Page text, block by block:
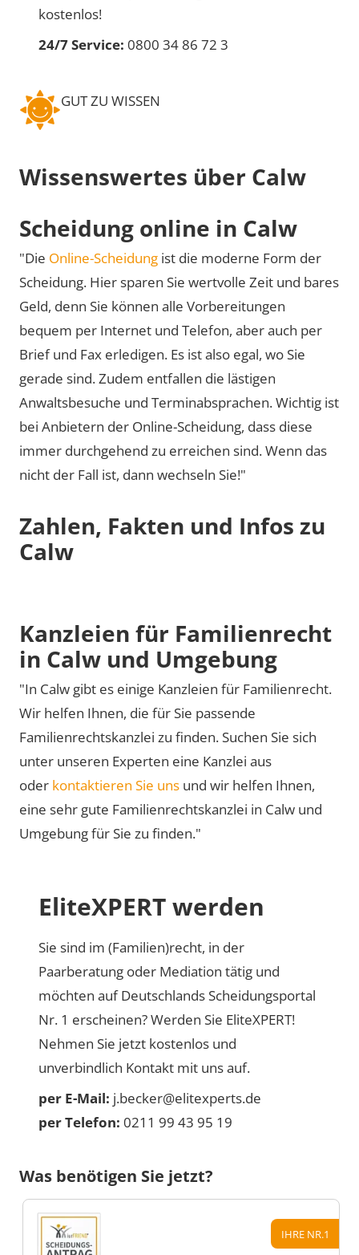
kostenlos!
24/7 Service: 0800 34 86 72 3
GUT ZU WISSEN
Wissenswertes über Calw
Scheidung online in Calw
"Die Online-Scheidung ist die moderne Form der
Scheidung. Hier sparen Sie wertvolle Zeit und bares
Geld, denn Sie können alle Vorbereitungen
bequem per Internet und Telefon, aber auch per
Brief und Fax erledigen. Es ist also egal, wo Sie
gerade sind. Zudem entfallen die lästigen
Anwaltsbesuche und Terminabsprachen. Wichtig ist
bei Anbietern der Online-Scheidung, dass diese
immer durchgehend zu erreichen sind. Wenn das
nicht der Fall ist, dann wechseln Sie!"
Zahlen, Fakten und Infos zu
Calw
Kanzleien für Familienrecht
in Calw und Umgebung
"In Calw gibt es einige Kanzleien für Familienrecht.
Wir helfen Ihnen, die für Sie passende
Familienrechtskanzlei zu finden. Suchen Sie sich
unter unseren Experten eine Kanzlei aus
oder kontaktieren Sie uns und wir helfen Ihnen,
eine sehr gute Familienrechtskanzlei in Calw und
Umgebung für Sie zu finden."
EliteXPERT werden
Sie sind im (Familien)recht, in der
Paarberatung oder Mediation tätig und
möchten auf Deutschlands Scheidungsportal
Nr. 1 erscheinen? Werden Sie EliteXPERT!
Nehmen Sie jetzt kostenlos und
unverbindlich Kontakt mit uns auf.
per E-Mail: j.becker@elitexperts.de
per Telefon: 0211 99 43 95 19
Was benötigen Sie jetzt?
IHRE NR.1